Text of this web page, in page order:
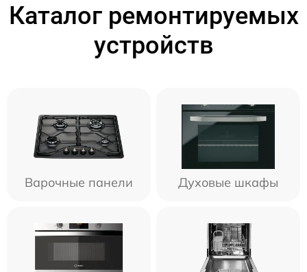
Каталог ремонтируемых
устройств
Варочные панели Духовые шкафы